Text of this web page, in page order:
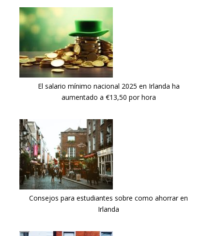
El salario mínimo nacional 2025 en Irlanda ha
aumentado a €13,50 por hora
Consejos para estudiantes sobre como ahorrar en
Irlanda